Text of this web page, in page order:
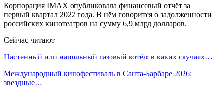
Корпорация IMAX опубликовала финансовый отчёт за
первый квартал 2022 года. В нём говорится о задолженности
российских кинотеатров на сумму 6,9 млрд долларов.
Сейчас читают
Настенный или напольный газовый котёл: в каких случаях…
Международный кинофестиваль в Санта-Барбаре 2026:
звездные…